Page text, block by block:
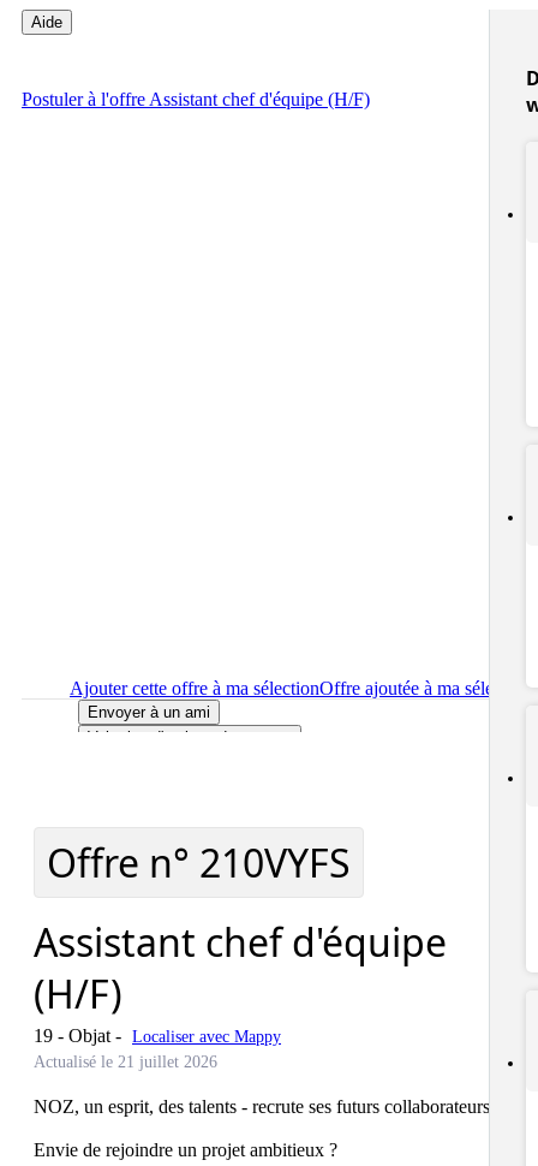
Aide
Postulerà l'offre Assistant chef d'équipe (H/F)
Ajouter cette offre à ma sélectionOffre ajoutée à ma sélection
Envoyer à un ami
Voir plus d'options de partage
Offre n° 210VYFS
Assistant chef d'équipe
(H/F)
19 - Objat - Localiser avec Mappy
Actualisé le 21 juillet 2026
NOZ, un esprit, des talents - recrute ses futurs collaborateurs !
Envie de rejoindre un projet ambitieux ?